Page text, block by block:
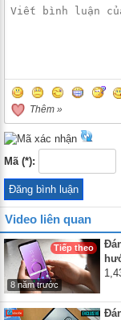
Thêm »
Mã (*):
Video liên quan
Tiếp theo
8 năm trước